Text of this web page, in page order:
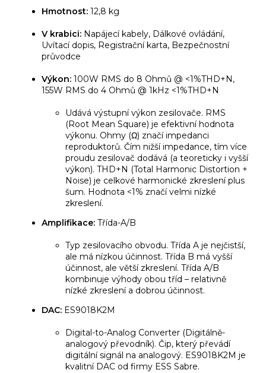
Hmotnost: 12,8 kg
V krabici: Napájecí kabely, Dálkové ovládání,
Uvítací dopis, Registrační karta, Bezpečnostní
průvodce
Výkon: 100W RMS do 8 Ohmů @ <1%THD+N,
155W RMS do 4 Ohmů @ 1kHz <1%THD+N
Udává výstupní výkon zesilovače. RMS
(Root Mean Square) je efektivní hodnota
výkonu. Ohmy (Ω) značí impedanci
reproduktorů. Čím nižší impedance, tím více
proudu zesilovač dodává (a teoreticky i vyšší
výkon). THD+N (Total Harmonic Distortion +
Noise) je celkové harmonické zkreslení plus
šum. Hodnota <1% značí velmi nízké
zkreslení.
Amplifikace: Třída-A/B
Typ zesilovacího obvodu. Třída A je nejčistší,
ale má nízkou účinnost. Třída B má vyšší
účinnost, ale větší zkreslení. Třída A/B
kombinuje výhody obou tříd – relativně
nízké zkreslení a dobrou účinnost.
DAC: ES9018K2M
Digital-to-Analog Converter (Digitálně-
analogový převodník). Čip, který převádí
digitální signál na analogový. ES9018K2M je
kvalitní DAC od firmy ESS Sabre.